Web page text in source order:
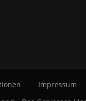
Impressum